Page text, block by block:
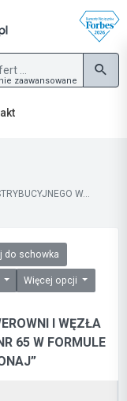
zaawansowane
W...
Dodaj do schowka
Więcej opcji
I WĘZŁA
65 W FORMULE